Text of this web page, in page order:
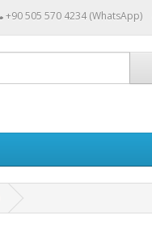
+90 505 570 4234 (WhatsApp)